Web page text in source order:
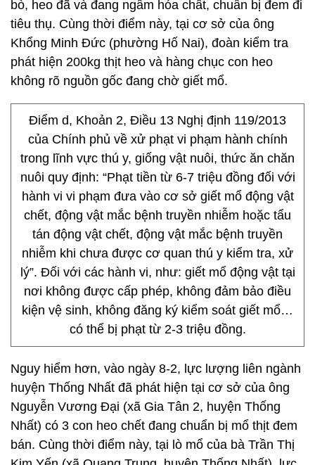
bò, heo đã và đang ngâm hóa chất, chuẩn bị đem đi
tiêu thụ. Cùng thời điểm này, tại cơ sở của ông
Khổng Minh Đức (phường Hố Nai), đoàn kiểm tra
phát hiện 200kg thịt heo và hàng chục con heo
không rõ nguồn gốc đang chờ giết mổ.
Điểm d, Khoản 2, Điều 13 Nghị định 119/2013
của Chính phủ về xử phạt vi phạm hành chính
trong lĩnh vực thú y, giống vật nuôi, thức ăn chăn
nuôi quy định: “Phạt tiền từ 6-7 triệu đồng đối với
hành vi vi phạm đưa vào cơ sở giết mổ động vật
chết, động vật mắc bệnh truyền nhiễm hoặc tẩu
tán động vật chết, động vật mắc bệnh truyền
nhiễm khi chưa được cơ quan thú y kiểm tra, xử
lý”. Đối với các hành vi, như: giết mổ động vật tại
nơi không được cấp phép, không đảm bảo điều
kiện vệ sinh, không đăng ký kiểm soát giết mổ…
có thể bị phạt từ 2-3 triệu đồng.
Nguy hiểm hơn, vào ngày 8-2, lực lượng liên ngành
huyện Thống Nhất đã phát hiện tại cơ sở của ông
Nguyễn Vương Đại (xã Gia Tân 2, huyện Thống
Nhất) có 3 con heo chết đang chuẩn bị mổ thịt đem
bán. Cùng thời điểm này, tại lò mổ của bà Trần Thị